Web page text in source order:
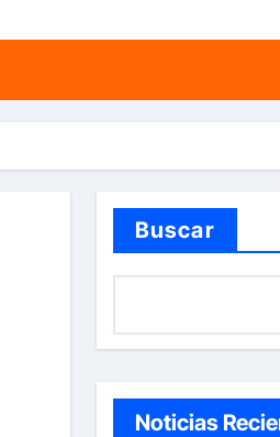
Buscar
Noticias